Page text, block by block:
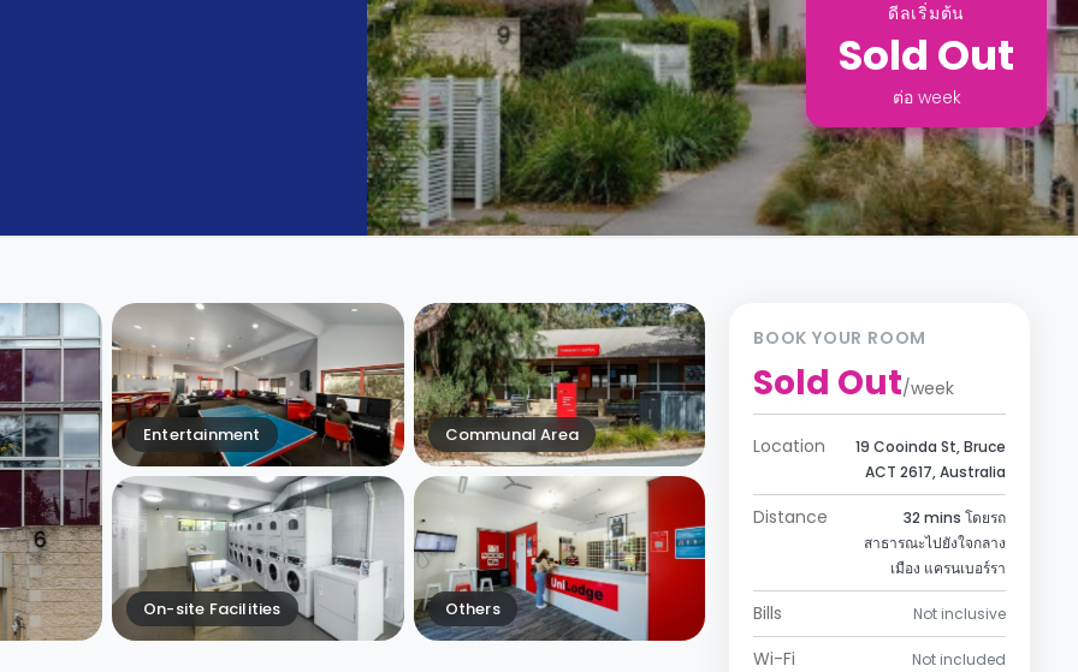
ดีลเริ่มต้น
Sold Out
ต่อ week
Entertainment Communal Area
On-site Facilities Others
BOOK YOUR ROOM
Sold Out/week
Location
19 Cooinda St, Bruce
ACT 2617, Australia
Distance
32 mins โดยรถ
สาธารณะไปยังใจกลาง
เมือง แครนเบอร์รา
Bills Not inclusive
Wi-Fi Not included